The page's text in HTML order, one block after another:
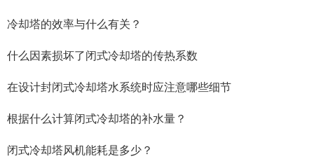
冷却塔的效率与什么有关？
什么因素损坏了闭式冷却塔的传热系数
在设计封闭式冷却塔水系统时应注意哪些细节
根据什么计算闭式冷却塔的补水量？
闭式冷却塔风机能耗是多少？